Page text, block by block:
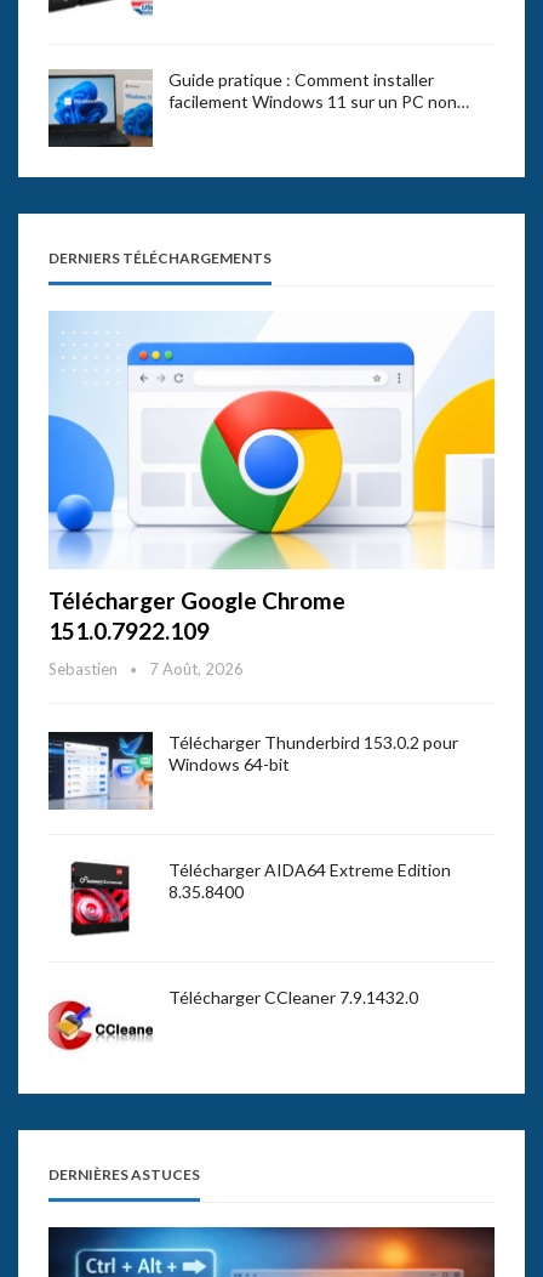
Guide pratique : Comment installer
facilement Windows 11 sur un PC non…
DERNIERS TÉLÉCHARGEMENTS
Télécharger Google Chrome
151.0.7922.109
Sebastien 7 Août, 2026
Télécharger Thunderbird 153.0.2 pour
Windows 64-bit
Télécharger AIDA64 Extreme Edition
8.35.8400
Télécharger CCleaner 7.9.1432.0
DERNIÈRES ASTUCES